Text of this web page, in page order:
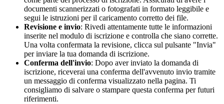
documenti scannerizzati o fotografati in formato leggibile e
segui le istruzioni per il caricamento corretto dei file.
Revisione e invio: Rivedi attentamente tutte le informazioni
inserite nel modulo di iscrizione e controlla che siano corrette.
Una volta confermata la revisione, clicca sul pulsante "Invia"
per inviare la tua domanda di iscrizione.
Conferma dell'invio: Dopo aver inviato la domanda di
iscrizione, riceverai una conferma dell'avvenuto invio tramite
un messaggio di conferma visualizzato nella pagina. Ti
consigliamo di salvare o stampare questa conferma per futuri
riferimenti.